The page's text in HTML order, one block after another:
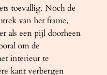
toevallig. Noch de
van het frame,
als een pijl doorheen
om de
interieur te
kant verbergen